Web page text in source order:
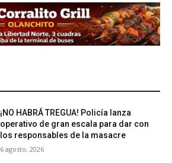
¡NO HABRÁ TREGUA! Policía lanza
operativo de gran escala para dar con
los responsables de la masacre
6 agosto, 2026